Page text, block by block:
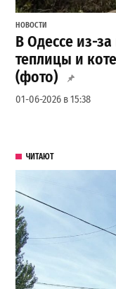
НОВОСТИ
В Одессе из-
теплицы и
(фото)
01-06-2026 в 15:38
ЧИТАЮТ